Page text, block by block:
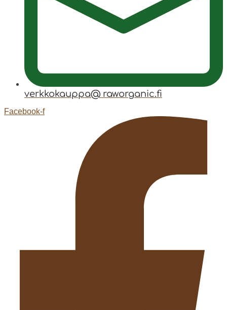
verkkokauppa@ raworganic.fi
Facebook-f